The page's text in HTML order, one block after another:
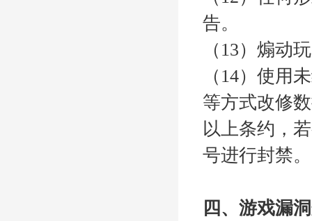
告。
（13）煽动
（14）使用
等方式改修
以上条约，
号进行封禁。
四、游戏漏